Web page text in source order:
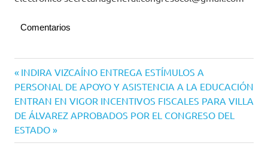
Comentarios
Navegación
de
entradas
Entrada
anterior:
INDIRA VIZCAÍNO ENTREGA ESTÍMULOS A
PERSONAL DE APOYO Y ASISTENCIA A LA EDUCACIÓN
Siguiente
entrada:
ENTRAN EN VIGOR INCENTIVOS FISCALES PARA VILLA
DE ÁLVAREZ APROBADOS POR EL CONGRESO DEL
ESTADO